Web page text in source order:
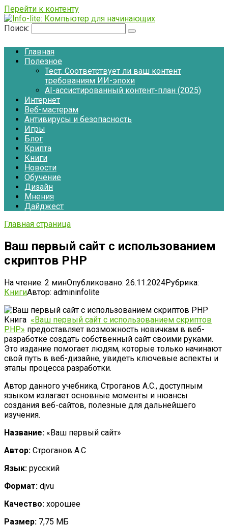
Перейти к контенту
Поиск:
Главная
Полезное
Тест: Соответствует ли ваш контент
требованиям ИИ-эпохи
AI-ассистированный контент-план (2025)
Интернет
Веб-мастерам
Антивирусы и безопасность
Игры
Блог
Крипта
Книги
Новости
Обучение
Дизайн
Мнения
Дайджест
Главная страница
Ваш первый сайт с использованием
скриптов PHP
На чтение: 2 минОпубликовано: 26.11.2024Рубрика:
КнигиАвтор: admininfolite
Книга «Ваш первый сайт с использованием скриптов
PHP» предоставляет возможность новичкам в веб-
разработке создать собственный сайт своими руками.
Это издание помогает людям, которые только начинают
свой путь в веб-дизайне, увидеть ключевые аспекты и
этапы процесса разработки.
Автор данного учебника, Строганов А.С., доступным
языком излагает основные моменты и нюансы
создания веб-сайтов, полезные для дальнейшего
изучения.
Название: «Ваш первый сайт»
Автор: Строганов А.С
Язык: русский
Формат: djvu
Качество: хорошее
Размер: 7,75 МБ